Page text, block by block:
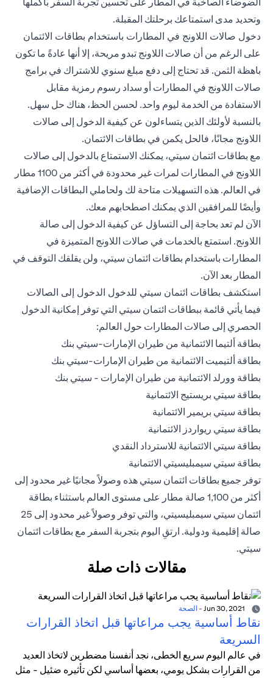
وتحديد مدى استمتاعك برحلتك المقبلة.
دخول صالات اللاونج في المطارات باستخدام بطاقات الائتمان
على الرغم من أن صالات اللاونج تبدو مريحة، إلا أنها عادةً ما تكون
باهظة الثمن. قد تحتاج إلى دفع مبلغ سنوي للاشتراك في برامج
صالات اللاونج في المطارات أو سداد رسوم رمزية مقابل
الاستفادة من الخدمة ليوم واحد. لحسن الحظ، هناك حل سهل.
بالنسبة لأولئك الذين يتساءلون عن كيفية الدخول إلى صالات
اللاونج مجانًا، فالحل يكمن في بطاقات الائتمان.
مع بطاقات ائتمان سيتي، يمكنك الاستمتاع بالدخول إلى صالات
اللاونج في المطارات لمرات غير محدودة في أكثر من 1100 مطار
في العالم. هذه التسهيلات متاحة لك ولحاملي البطاقات الإضافية
وأيضًا للمرافقين الذي يمكنك اصطحابهم معك.
الآن لم تعد بحاجة إلى التساؤل عن كيفية الدخول إلى صالة
اللاونج. استمتع بالخدمات في صالات اللاونج المتميزة في
المطارات باستخدام بطاقات ائتمان سيتي، ولن يقلقك التوقف في
المطار بعد الآن.
استكشف بطاقات ائتمان سيتي للدخول الدخول إلى الصالات
فيما يأتي قائمة ببطاقات ائتمان سيتي التي توفر إمكانية الدخول
الحصري إلى صالات المطارات حول العالم:
بطاقة ألتيما الائتمانية من طيران الإمارات-سيتي بنك
بطاقة ألتيميت الائتمانية من طيران الإمارات-سيتي بنك
بطاقة وورلد الائتمانية من طيران الإمارات - سيتي بنك
بطاقة سيتي بريستيج الائتمانية
بطاقة سيتي بريمير الائتمانية
بطاقة سيتي ريواردز الائتمانية
بطاقة سيتي الائتمانية للاسترداد النقدي
بطاقة سيتي سيمبليسيتي الائتمانية
توفر جميع بطاقات ائتمان سيتي هذه وصولاً مجانيًا غير محدود إلى
أكثر من 1,100 صالة مطار على مستوى العالم باستثناء بطاقة
ائتمان سيتي سيمبليسيتي، والتي توفر وصولاً غير محدود إلى 25
صالة إقليمية ودولية. ارتقِ اليوم بتجربة السفر مع بطاقات ائتمان
سيتي.
مقالات ذات صلة
- الصحة
نقاط أساسية يجب مراعاتها قبل اتخاذ القرارات
السريعة
في عالم اليوم سريع الخطى، نجد أنفسنا مضطرين لاتخاذ العديد
من القرارات بشكل يومي، بعضها أساسي لكن تأثيره ضئيل - مثل